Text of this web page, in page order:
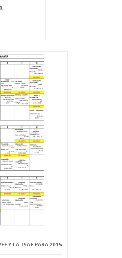
Y LA TSAF PARA 2015